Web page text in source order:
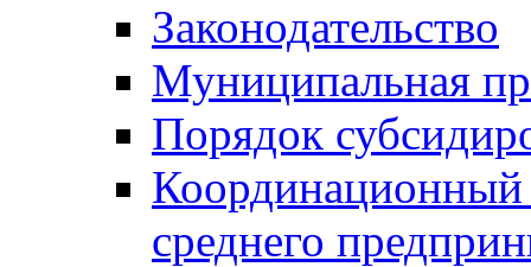
Законодательство
Муниципальная
Порядок
Координационный
среднего